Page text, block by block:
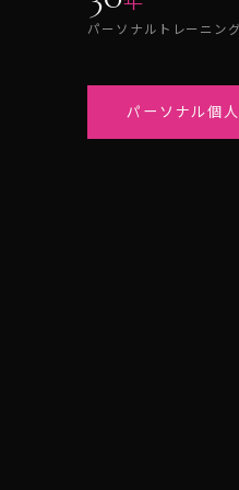
パーソナルトレーニン
パーソナル個